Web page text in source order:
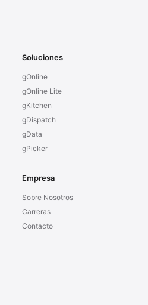
Soluciones
gOnline
gOnline Lite
gKitchen
gDispatch
gData
gPicker
Empresa
Sobre Nosotros
Carreras
Contacto